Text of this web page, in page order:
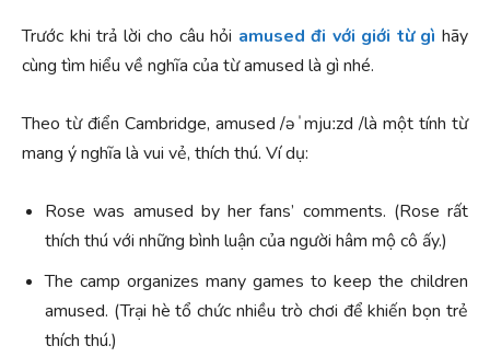
Trước khi trả lời cho câu hỏi amused đi với giới từ gì hãy
cùng tìm hiểu về nghĩa của từ amused là gì nhé.
Theo từ điển Cambridge, amused /əˈmjuːzd /là một tính từ
mang ý nghĩa là vui vẻ, thích thú. Ví dụ:
Rose was amused by her fans’ comments. (Rose rất
thích thú với những bình luận của người hâm mộ cô ấy.)
The camp organizes many games to keep the children
amused. (Trại hè tổ chức nhiều trò chơi để khiến bọn trẻ
thích thú.)